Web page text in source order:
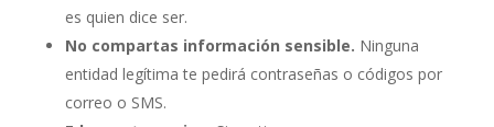
es quien dice ser.
No compartas información sensible. Ninguna
entidad legítima te pedirá contraseñas o códigos por
correo o SMS.